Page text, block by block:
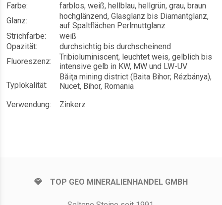
Farbe:
farblos, weiß, hellblau, hellgrün, grau, braun
Glanz:
hochglänzend, Glasglanz bis Diamantglanz,
auf Spaltflächen Perlmuttglanz
Strichfarbe:
weiß
Opazität:
durchsichtig bis durchscheinend
Fluoreszenz:
Tribioluminiscent, leuchtet weis, gelblich bis
intensive gelb in KW, MW und LW-UV
Typlokalität:
Băiţa mining district (Baita Bihor; Rézbánya),
Nucet, Bihor, Romania
Verwendung:
Zinkerz
TOP GEO MINERALIENHANDEL GMBH